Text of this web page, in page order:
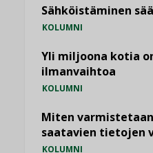
Sähköistäminen
KOLUMNI
Yli miljoona kotia
ilmanvaihtoa
KOLUMNI
Miten
saatavien tietojen
KOLUMNI